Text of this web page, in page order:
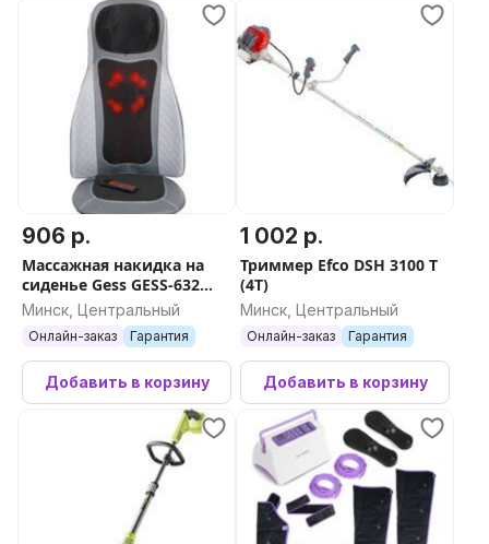
906 р.
Массажная накидка на
сиденье Gess GESS-632
(серый)
Минск, Центральный
Онлайн-заказ Гарантия
Добавить в корзину
1 002 р.
Триммер Efco DSH 3100 T
(4T)
Минск, Центральный
Онлайн-заказ Гарантия
Добавить в корзину